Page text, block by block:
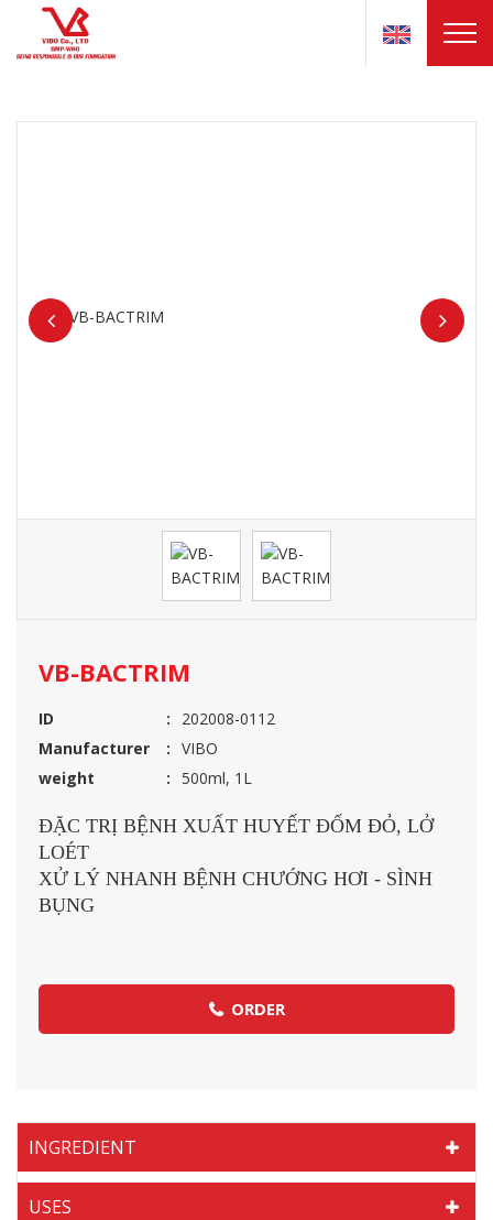
VB-BACTRIM
ID
202008-0112
Manufacturer
VIBO
weight
500ml, 1L
ĐẶC TRỊ BỆNH XUẤT HUYẾT ĐỐM ĐỎ, LỞ
LOÉT
XỬ LÝ NHANH BỆNH CHƯỚNG HƠI - SÌNH
BỤNG
ORDER
INGREDIENT
USES